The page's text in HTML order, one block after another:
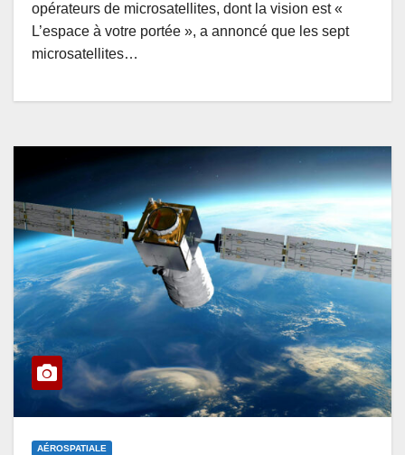
opérateurs de microsatellites, dont la vision est «
L’espace à votre portée », a annoncé que les sept
microsatellites…
AÉROSPATIALE